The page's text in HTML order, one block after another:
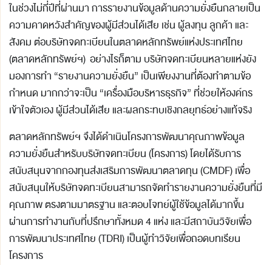
ในช่วงไม่กี่ปีที่ผ่านมา การรายงานข้อมูลด้านความยั่งยืนกลายเป็น
ความคาดหวังสำคัญของผู้มีส่วนได้เสีย เช่น ผู้ลงทุน ลูกค้า และ
สังคม ต่อบริษัทจดทะเบียนในตลาดหลักทรัพย์แห่งประเทศไทย
(ตลาดหลักทรัพย์ฯ) อย่างไรก็ตาม บริษัทจดทะเบียนหลายแห่งยัง
มองการทำ “รายงานความยั่งยืน” เป็นเพียงงานที่ต้องทำตามข้อ
กำหนด มากกว่าจะเป็น “เครื่องมือบริหารธุรกิจ” ที่ช่วยให้องค์กร
เข้าใจตัวเอง ผู้มีส่วนได้เสีย และผลกระทบเชิงกลยุทธ์อย่างแท้จริง
ตลาดหลักทรัพย์ฯ จึงได้ดำเนินโครงการพัฒนาคุณภาพข้อมูล
ความยั่งยืนสำหรับบริษัทจดทะเบียน (โครงการ) โดยได้รับการ
สนับสนุนจากกองทุนส่งเสริมการพัฒนาตลาดทุน (CMDF) เพื่อ
สนับสนุนให้บริษัทจดทะเบียนสามารถจัดทำรายงานความยั่งยืนที่มี
คุณภาพ ตรงตามมาตรฐาน และตอบโจทย์ผู้ใช้ข้อมูลได้มากขึ้น
ผ่านการทำงานกับที่ปรึกษาทั้งหมด 4 แห่ง และมีสถาบันวิจัยเพื่อ
การพัฒนาประเทศไทย (TDRI) เป็นผู้ทำวิจัยเพื่อถอดบทเรียน
โครงการ